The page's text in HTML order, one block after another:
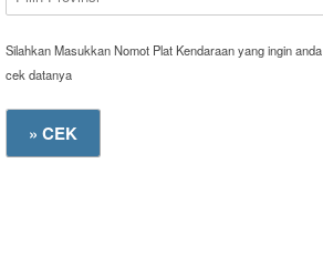
Silahkan Masukkan Nomot Plat Kendaraan yang ingin anda
cek datanya